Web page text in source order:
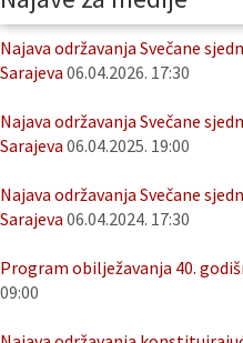
Najava održavanja Svečane
Sarajeva 06.04.2026. 17:30
Najava održavanja Svečane
Sarajeva 06.04.2025. 19:00
Najava održavanja Svečane
Sarajeva 06.04.2024. 17:30
Program obilježavanja 40.
09:00